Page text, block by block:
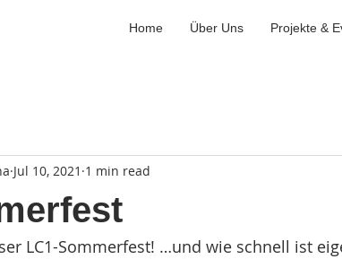
Home Über Uns Projekte &
Jul 10, 2021 1 min read
LC1-Sommerfest! …und wie schnell ist